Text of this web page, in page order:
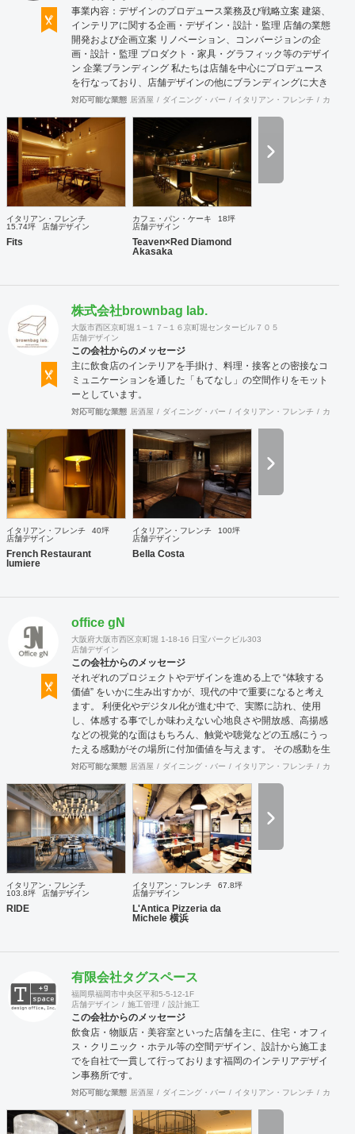
事業内容：デザインのプロデュース業務及び戦略立案 建築、
インテリアに関する企画・デザイン・設計・監理 店舗の業態
開発および企画立案 リノベーション、コンバージョンの企
画・設計・監理 プロダクト・家具・グラフィック等のデザイ
ン 企業ブランディング 私たちは店舗を中心にプロデュース
を行なっており、店舗デザインの他にブランディングに大き
く力を入れております。ブランディングに時間をかけ、経営
り、社員さんはもちろんのこと、全スタッフまで理念を浸透
させることが重要だと考えます。ブランドの世界感を表現で
きるようブランディングからご一緒させて頂くことで、理念
と一貫性のあるインテリアデザインが表現できると考えてお
ります。さらに、店舗のプレスリリースの作成・発送や、
SNS管理など、メディア面でのサポートも行っております。
ます。弊社では、店舗を作って終わりではなく、その後も地
域や環境と気持ち良く共存していける店舗を創造することが
重要であると考えています。
対応可能な業態 居酒屋 ダイニング・バー イタリアン・フレンチ カフェ
イタリアン・フレンチ
15.74坪
店舗デザイン
Fits
カフェ・パン・ケーキ
18坪
店舗デザイン
Teaven×Red Diamond
Akasaka
株式会社brownbag lab.
大阪市西区京町堀１−１７−１６京町堀センタービル７０５
店舗デザイン
この会社からのメッセージ
主に飲食店のインテリアを手掛け、料理・接客との密接なコ
ミュニケーションを通した「もてなし」の空間作りをモット
ーとしています。
対応可能な業態 居酒屋 ダイニング・バー イタリアン・フレンチ カフェ
イタリアン・フレンチ
40坪
店舗デザイン
French Restaurant
lumiere
イタリアン・フレンチ
100坪
店舗デザイン
Bella Costa
office gN
大阪府大阪市西区京町堀 1-18-16 日宝パークビル303
店舗デザイン
この会社からのメッセージ
それぞれのプロジェクトやデザインを進める上で “体験する
価値” をいかに生み出すかが、現代の中で重要になると考え
ます。 利便化やデジタル化が進む中で、実際に訪れ、使用
し、体感する事でしか味わえない心地良さや開放感、高揚感
などの視覚的な面はもちろん、触覚や聴覚などの五感にうっ
たえる感動がその場所に付加価値を与えます。 その感動を生
み出し、他には無い価値を持った空間や物へと変化させる事
の元に、クライアントとの対話を重ねる事でプロジェクトの
根幹を定め、システムやレイアウトの面から構想を練り、環
境や条件、コストに合わせて具現化します。 飲食業をはじめ
とした多様なジャンルの商業デザインを手掛けている強みを
活かし、美しいだけでは無い心躍るデザインと従来の形態に
囚われない個性を持った提案をさせて頂きます。
対応可能な業態 居酒屋 ダイニング・バー イタリアン・フレンチ カフェ
イタリアン・フレンチ
103.8坪
店舗デザイン
RIDE
イタリアン・フレンチ
67.8坪
店舗デザイン
L'Antica Pizzeria da
Michele 横浜
有限会社タグスペース
福岡県福岡市中央区平和5-5-12-1F
店舗デザイン
施工管理 設計施工
この会社からのメッセージ
飲食店・物販店・美容室といった店舗を主に、住宅・オフィ
ス・クリニック・ホテル等の空間デザイン、設計から施工ま
でを自社で一貫して行っております福岡のインテリアデザイ
ン事務所です。
対応可能な業態 居酒屋 ダイニング・バー イタリアン・フレンチ カフェ